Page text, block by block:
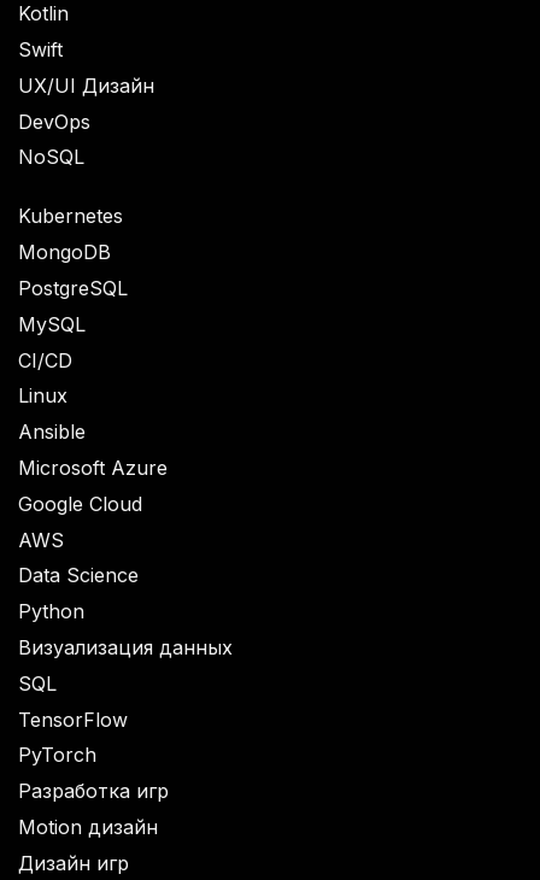
Kotlin
Swift
UX/UI Дизайн
DevOps
NoSQL
Kubernetes
MongoDB
PostgreSQL
MySQL
CI/CD
Linux
Ansible
Microsoft Azure
Google Cloud
AWS
Data Science
Python
Визуализация данных
SQL
TensorFlow
PyTorch
Разработка игр
Motion дизайн
Дизайн игр